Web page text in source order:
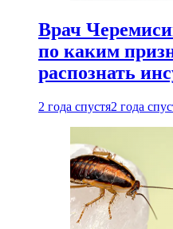
Врач
по каким
распознать
2 года спустя2 года